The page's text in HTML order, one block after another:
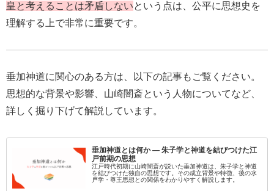
皇と考えることは矛盾しないという点は、公平に思想史を
理解する上で非常に重要です。
垂加神道に関心のある方は、以下の記事もご覧ください。
思想的な背景や影響、山崎闇斎という人物についてなど、
詳しく掘り下げて解説しています。
垂加神道とは何か ― 朱子学と神道を結びつけた江
戸前期の思想
江戸時代初期に山崎闇斎が説いた垂加神道は、朱子学と神道
を結びつけた独自の思想です。その成立背景や特徴、後の水
戸学・尊王思想との関係をわかりやすく解説します。